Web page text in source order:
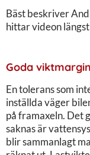
Bäst beskriver
hittar videon
Goda
En tolerans som
inställda väger
på framaxeln. Det
saknas är
blir sammanlagt